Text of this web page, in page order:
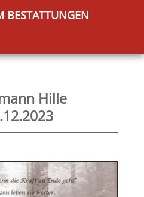
BESTATTUNGEN
Hille